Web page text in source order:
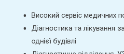
Високий сервіс медичних
Діагностика та лікування
однієї будівлі